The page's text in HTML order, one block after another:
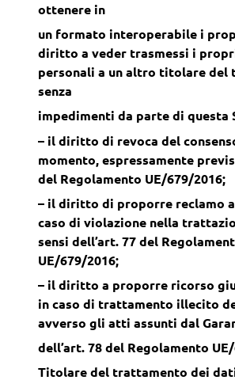
ottenere in
un formato interoperabile i
diritto a veder trasmessi i
personali a un altro titolare del
senza
impedimenti da parte di questa
– il diritto di revoca del
momento, espressamente
del Regolamento UE/679/2016;
– il diritto di proporre reclamo
caso di violazione nella
sensi dell’art. 77 del
UE/679/2016;
– il diritto a proporre ricorso
in caso di trattamento illecito
avverso gli atti assunti dal
dell’art. 78 del Regolamento
Titolare del trattamento dei